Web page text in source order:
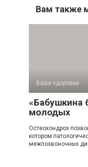
Вам также
Ваше здоровье
«Бабушкина
молодых
Остеохондроз
котором
межпозвоночных